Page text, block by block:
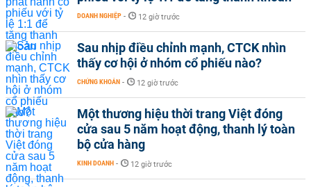
DOANH NGHIỆP - 12 giờ trước
Sau nhịp điều chỉnh mạnh, CTCK nhìn
thấy cơ hội ở nhóm cổ phiếu nào?
CHỨNG KHOÁN - 12 giờ trước
Một thương hiệu thời trang Việt đóng
cửa sau 5 năm hoạt động, thanh lý toàn
bộ cửa hàng
KINH DOANH - 12 giờ trước